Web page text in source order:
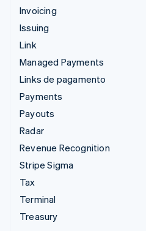
Invoicing
Issuing
Link
Managed Payments
Links de pagamento
Payments
Payouts
Radar
Revenue Recognition
Stripe Sigma
Tax
Terminal
Treasury